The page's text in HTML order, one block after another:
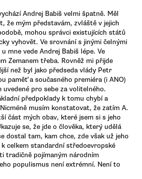
Andrej Babiš velmi špatně. Měl
že mým představám, zvláště v jejich
mohou správci existujících států
vyhovět. Ve srovnání s jinými čelnými
mne vede Andrej Babiš lépe. Ve
Zemanem třeba. Rovněž mi přijde
než byl jako předseda vlády Petr
paměť a současného premiéra (i ANO)
uvedené pro sebe za volitelného.
předpoklady k tomu chybí a
musím konstatovat, že zatím A.
část mých obav, které jsem si s jeho
se, že jde o člověka, který udělá
dostal tam, kam chce, zde však už jeho
celkem standardní středoevropské
tradičně pojímaným národním
populismus není extrémní. Není to